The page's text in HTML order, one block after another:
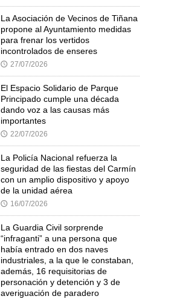
La Asociación de Vecinos de Tiñana
propone al Ayuntamiento medidas
para frenar los vertidos
incontrolados de enseres
🕔 27/07/2026
El Espacio Solidario de Parque
Principado cumple una década
dando voz a las causas más
importantes
🕔 22/07/2026
La Policía Nacional refuerza la
seguridad de las fiestas del Carmín
con un amplio dispositivo y apoyo
de la unidad aérea
🕔 16/07/2026
La Guardia Civil sorprende
“infraganti” a una persona que
había entrado en dos naves
industriales, a la que le constaban,
además, 16 requisitorias de
personación y detención y 3 de
averiguación de paradero